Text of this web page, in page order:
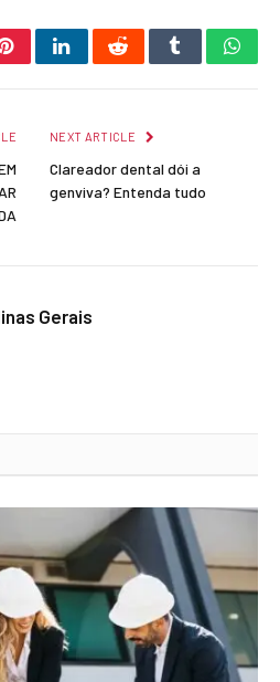
PinterestLinkedInRedditTumblr
NEXT ARTICLE
Clareador dental dói a
genviva? Entenda tudo
Gerais